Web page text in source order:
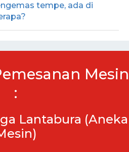
tempe, ada di
Mesin
:
Lantabura (Aneka